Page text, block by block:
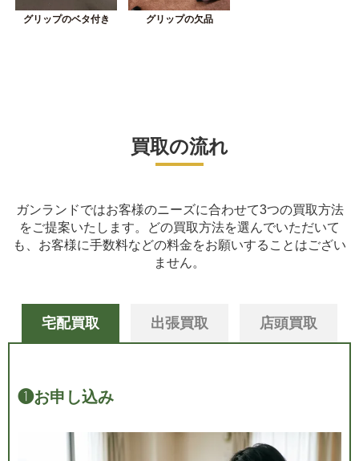
グリップのベタ付き グリップの欠品
買取の流れ
ガンランドではお客様のニーズに合わせて3つの買取方法
をご提案いたします。
どの買取方法を選んでいただいて
も、お客様に手数料などの料金をお願いすることはござい
ません。
宅配買取 出張買取 店頭買取
❶お申し込み